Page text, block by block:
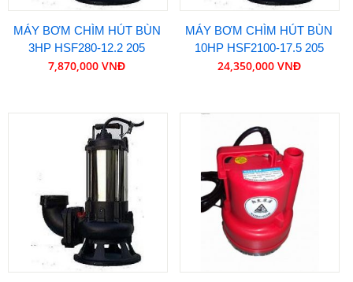
MÁY BƠM CHÌM HÚT BÙN
3HP HSF280-12.2 205
7,870,000 VNĐ
MÁY BƠM CHÌM HÚT BÙN
10HP HSF2100-17.5 205
24,350,000 VNĐ